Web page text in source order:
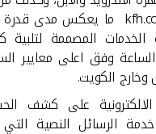
الصرف الآلي
ما يعكس مدى قدرة
الخدمات المصممة لتلبية
وفق اعلى معايير
وخارج الكويت.
الالكترونية على كشف
الرسائل النصية التي